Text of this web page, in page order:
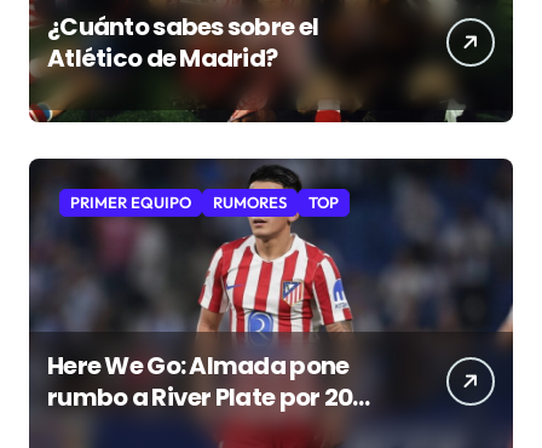
¿Cuánto sabes sobre el
Atlético de Madrid?
PRIMER EQUIPO RUMORES TOP
Here We Go: Almada pone
rumbo a River Plate por 20
millones de euros